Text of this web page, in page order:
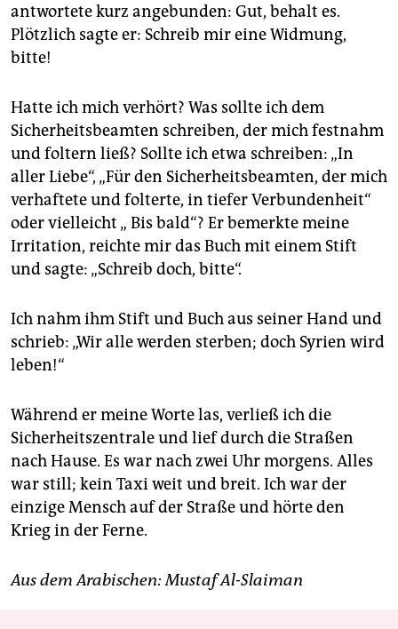
antwortete kurz angebunden: Gut, behalt es.
Plötzlich sagte er: Schreib mir eine Widmung,
bitte!
Hatte ich mich verhört? Was sollte ich dem
Sicherheitsbeamten schreiben, der mich festnahm
und foltern ließ? Sollte ich etwa schreiben: „In
aller Liebe“, „Für den Sicherheitsbeamten, der mich
verhaftete und folterte, in tiefer Verbundenheit“
oder vielleicht „ Bis bald“? Er bemerkte meine
Irritation, reichte mir das Buch mit einem Stift
und sagte: „Schreib doch, bitte“.
Ich nahm ihm Stift und Buch aus seiner Hand und
schrieb: „Wir alle werden sterben; doch Syrien wird
leben!“
Während er meine Worte las, verließ ich die
Sicherheitszentrale und lief durch die Straßen
nach Hause. Es war nach zwei Uhr morgens. Alles
war still; kein Taxi weit und breit. Ich war der
einzige Mensch auf der Straße und hörte den
Krieg in der Ferne.
Aus dem Arabischen: Mustaf Al-Slaiman